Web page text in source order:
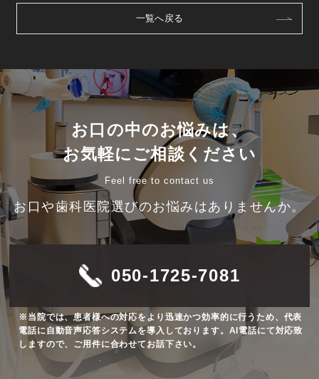
一覧へ戻る
お口の中のお悩みは、
お気軽にご相談ください
Feel free to contact us
お口や歯科医院選びのお悩みはありませんか。
050-1725-7081
※当院では、患者様への対応をより迅速かつ効率的に行うため、代表
電話に自動音声応答システムを導入しております。AI電話にて対応致
しますので、ご用件に合わせてお話下さい。